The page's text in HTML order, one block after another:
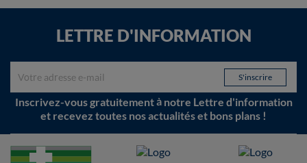
LETTRE D'INFORMATION
Inscrivez-vous gratuitement à notre Lettre d'information
et recevez toutes nos actualités et bons plans !